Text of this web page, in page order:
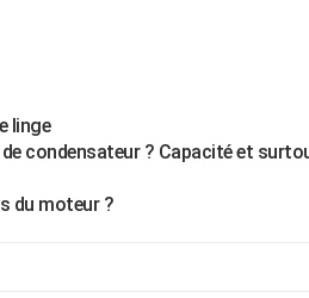
linge
condensateur ? Capacité et
du moteur ?